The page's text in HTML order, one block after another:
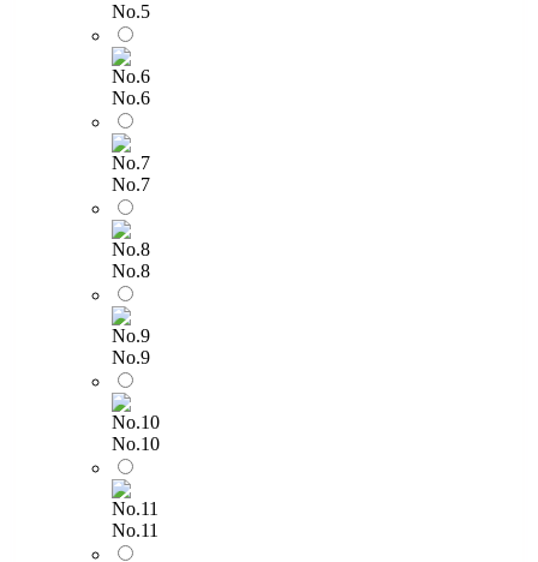
No.5
No.6
No.7
No.8
No.9
No.10
No.11